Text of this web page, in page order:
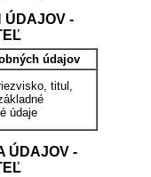
ÚDAJOV -
údajov
titul,
údaje
ÚDAJOV -